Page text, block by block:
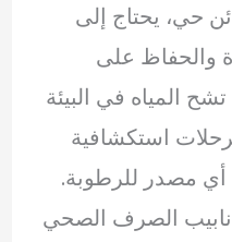
حي، يحتاج إلى
والحفاظ على
المياه في البيئة
استكشافية
مصدر للرطوبة.
الصرف الصحي